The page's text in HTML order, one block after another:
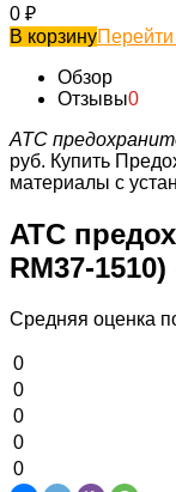
0 ₽
В корзинуПерейти
Обзор
Отзывы0
ATC
руб. Купить
материалы с
ATC
RM37-
Средняя оценка
0
0
0
0
0